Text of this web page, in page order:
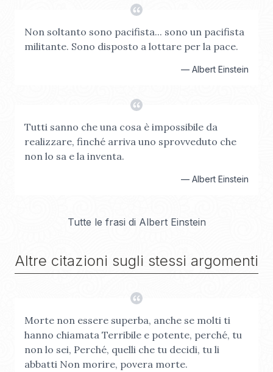
Non soltanto sono pacifista... sono un pacifista
militante. Sono disposto a lottare per la pace.
— Albert Einstein
Tutti sanno che una cosa è impossibile da
realizzare, finché arriva uno sprovveduto che
non lo sa e la inventa.
— Albert Einstein
Tutte le frasi di Albert Einstein
Altre citazioni sugli stessi argomenti
Morte non essere superba, anche se molti ti
hanno chiamata Terribile e potente, perché, tu
non lo sei, Perché, quelli che tu decidi, tu li
abbatti Non morire, povera morte.